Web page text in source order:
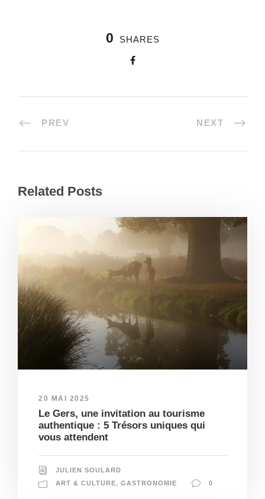
0 SHARES
PREV NEXT
Related Posts
20 MAI 2025
Le Gers, une invitation au tourisme
authentique : 5 Trésors uniques qui
vous attendent
JULIEN SOULARD
ART & CULTURE, GASTRONOMIE 0